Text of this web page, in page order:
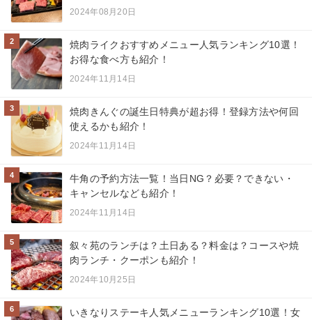
2024年08月20日
2
焼肉ライクおすすめメニュー人気ランキング10選！
お得な食べ方も紹介！
2024年11月14日
3
焼肉きんぐの誕生日特典が超お得！登録方法や何回
使えるかも紹介！
2024年11月14日
4
牛角の予約方法一覧！当日NG？必要？できない・
キャンセルなども紹介！
2024年11月14日
5
叙々苑のランチは？土日ある？料金は？コースや焼
肉ランチ・クーポンも紹介！
2024年10月25日
6
いきなりステーキ人気メニューランキング10選！女